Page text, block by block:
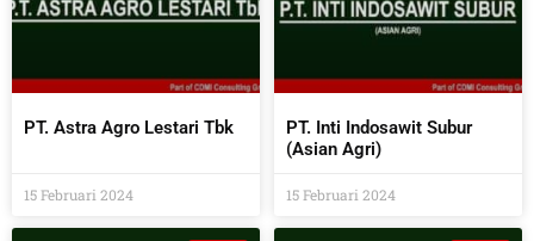
PT. Astra Agro Lestari Tbk
15 Februari 2024
PT. Inti Indosawit Subur
(Asian Agri)
15 Februari 2024